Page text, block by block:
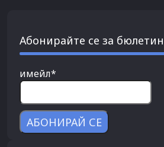
Абонирайте се за бюлетин
имейл*